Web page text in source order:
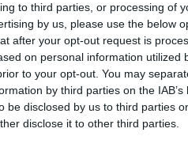
to third parties, or processing of
by us, please use the below
after your opt-out request is
on personal information utilized
to your opt-out. You may
by third parties on the IAB’s
be disclosed by us to third parties
disclose it to other third parties.
έργο και η